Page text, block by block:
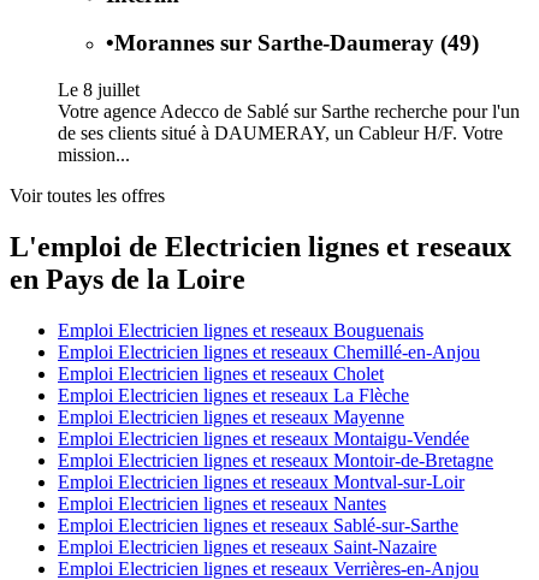
•Morannes sur Sarthe-Daumeray (49)
Le 8 juillet
Votre agence Adecco de Sablé sur Sarthe recherche pour l'un
de ses clients situé à DAUMERAY, un Cableur H/F. Votre
mission...
Voir toutes les offres
L'emploi de Electricien lignes et reseaux
en Pays de la Loire
Emploi Electricien lignes et reseaux Bouguenais
Emploi Electricien lignes et reseaux Chemillé-en-Anjou
Emploi Electricien lignes et reseaux Cholet
Emploi Electricien lignes et reseaux La Flèche
Emploi Electricien lignes et reseaux Mayenne
Emploi Electricien lignes et reseaux Montaigu-Vendée
Emploi Electricien lignes et reseaux Montoir-de-Bretagne
Emploi Electricien lignes et reseaux Montval-sur-Loir
Emploi Electricien lignes et reseaux Nantes
Emploi Electricien lignes et reseaux Sablé-sur-Sarthe
Emploi Electricien lignes et reseaux Saint-Nazaire
Emploi Electricien lignes et reseaux Verrières-en-Anjou